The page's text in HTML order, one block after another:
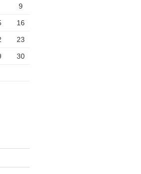
9
16
23
30